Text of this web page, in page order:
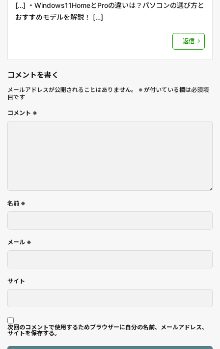
[…] ・Windows11HomeとProの違いは？パソコンの選び方と
おすすめモデルを解説！ […]
返信
コメントを書く
メールアドレスが公開されることはありません。 ※ が付いている欄は必須項
目です
コメント ※
名前 ※
メール ※
サイト
次回のコメントで使用するためブラウザーに自分の名前、メールアドレス、
サイトを保存する。